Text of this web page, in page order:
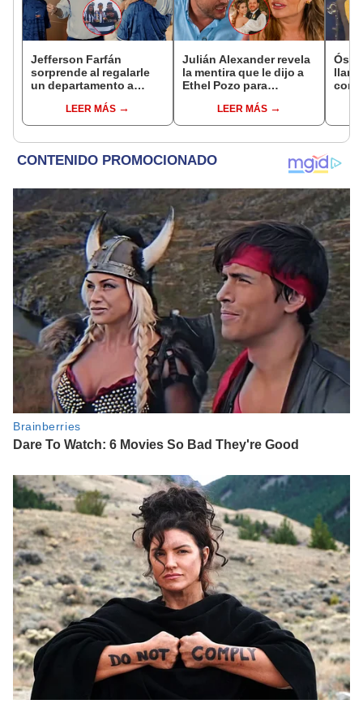
Jefferson Farfán
sorprende al regalarle
un departamento a
fútbol: "Lo hago de
corazón"
LEER MÁS
Julián Alexander revela
la mentira que le dijo a
Ethel Pozo para
hubiéramos salido”
LEER MÁS